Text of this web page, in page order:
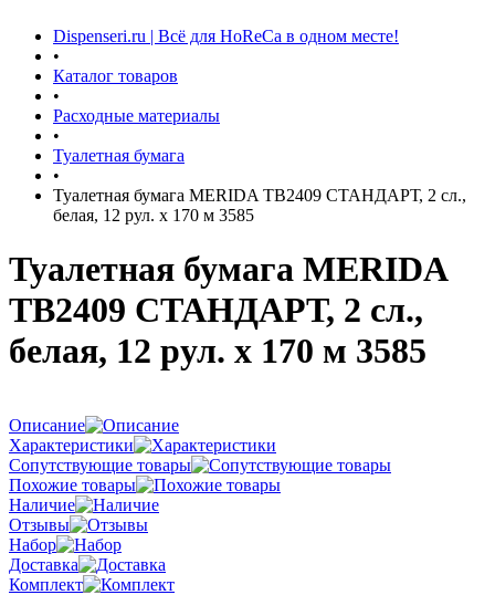
Dispenseri.ru | Всё для HoReCa в одном месте!
•
Каталог товаров
•
Расходные материалы
•
Туалетная бумага
•
Туалетная бумага MERIDA TB2409 СТАНДАРТ, 2 сл.,
белая, 12 рул. х 170 м 3585
Туалетная бумага MERIDA
TB2409 СТАНДАРТ, 2 сл.,
белая, 12 рул. х 170 м 3585
Описание
Характеристики
Сопутствующие товары
Похожие товары
Наличие
Отзывы
Набор
Доставка
Комплект